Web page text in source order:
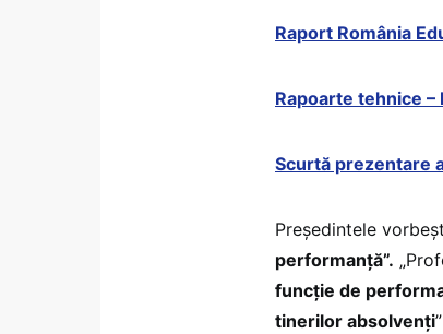
Raport România
Rapoarte tehnice –
Scurtă prezentare
Președintele
performanță”.
funcție de
tinerilor absolvenți